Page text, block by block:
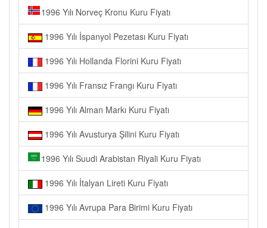
1996 Yılı Norveç Kronu Kuru Fiyatı
1996 Yılı İspanyol Pezetası Kuru Fiyatı
1996 Yılı Hollanda Florini Kuru Fiyatı
1996 Yılı Fransız Frangı Kuru Fiyatı
1996 Yılı Alman Markı Kuru Fiyatı
1996 Yılı Avusturya Şilini Kuru Fiyatı
1996 Yılı Suudi Arabistan Riyali Kuru Fiyatı
1996 Yılı İtalyan Lireti Kuru Fiyatı
1996 Yılı Avrupa Para Birimi Kuru Fiyatı